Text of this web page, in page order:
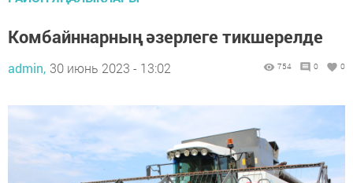
Комбайннарның әзерлеге тикшерелде
admin, 30 июнь 2023 - 13:02 754 0 0